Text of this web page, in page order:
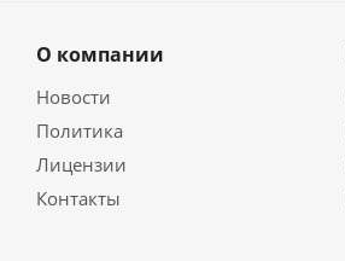
О компании
Новости
Политика
Лицензии
Контакты